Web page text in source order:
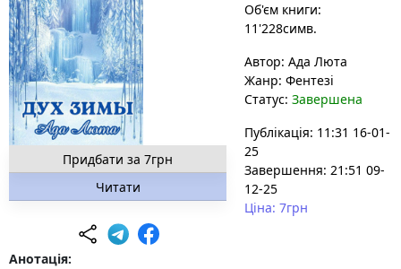
Придбати за 7грн
Читати
Об'єм книги:
11'228симв.
Автор:Ада Люта
Жанр: Фентезі
Статус:Завершена
Публікація: 11:31 16-01-
25
Завершення: 21:51 09-
12-25
Ціна: 7грн
Анотація: